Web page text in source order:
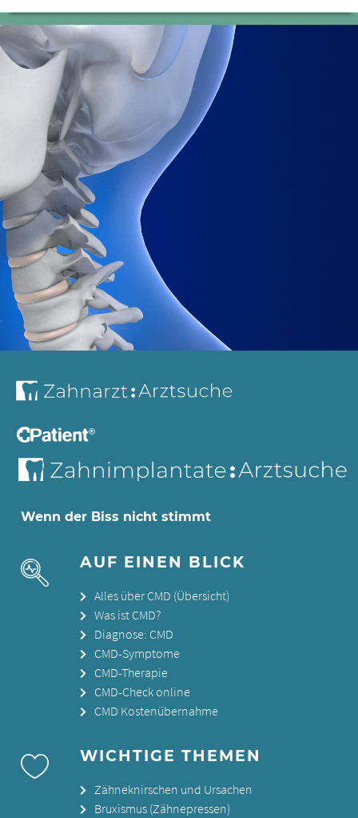
Wenn der Biss nicht stimmt
AUF EINEN BLICK
Alles über CMD (Übersicht)
Was ist CMD?
Diagnose: CMD
CMD-Symptome
CMD-Therapie
CMD-Check online
CMD Kostenübernahme
WICHTIGE THEMEN
Zähneknirschen und Ursachen
Bruxismus (Zähnepressen)